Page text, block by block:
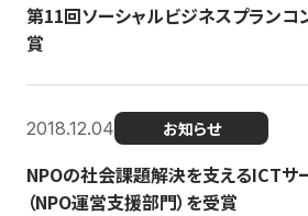
第11回ソーシャルビジネスプランコ
賞
2018.12.04 お知らせ
NPOの社会課題解決を支えるICTサ
（NPO運営支援部門）を受賞